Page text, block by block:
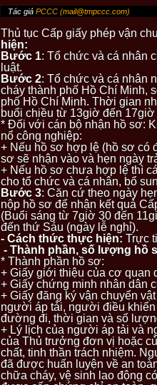
Tác giả PCCC (mail@tmpccc.com)
Thủ tục Cấp giấy phép vận
hiện:
Bước 1: Tổ chức và cá nhân
luật.
Bước 2: Tổ chức và cá nhân
cháy thành phố Hồ Chí Minh,
phố Hồ Chí Minh. Thời gian
buổi chiều từ 13giờ đến
* Đối với cán bộ nhận hồ sơ:
nổ công nghiệp:
+ Nếu hồ sơ hợp lệ (hồ sơ có
sơ sẽ nhận vào và hẹn ngày
+ Nếu hồ sơ chưa hợp lệ thì
cho tổ chức và cá nhân, bổ
Bước 3: Căn cứ theo ngày
nộp hồ sơ để nhận kết quả
(Buổi sáng từ 7giờ 30 đến
đến thứ Sáu (ngày lễ nghỉ).
- Cách thức thực hiện: Trực
- Thành phần, số lượng hồ
* Thành phần hồ sơ:
+ Giấy giới thiệu của cơ quan
+ Giấy chứng minh nhân dân
+ Giấy đăng ký vận chuyển
người áp tải, người điều
đường đi, thời gian và số
+ Lý lịch của người áp tải và
của Thủ trưởng đơn vị hoặc
chất, tinh thần trách nhiệm.
đã được huấn luyện về an
chữa cháy, vệ sinh lao động